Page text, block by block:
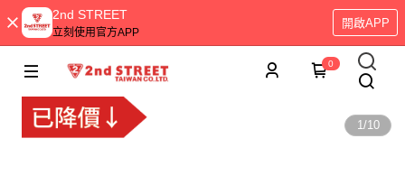
2nd STREET
立刻使用官方APP
開啟APP
0
1/10